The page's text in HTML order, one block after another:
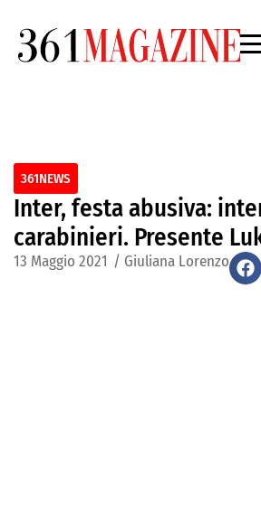
361NEWS
Inter, festa abusiva:
carabinieri. Presente
13 Maggio 2021 / Giuliana Lorenzo